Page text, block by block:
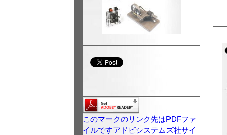
このマークのリンク先はPDFファ
イルですアドビシステムズ社サイ